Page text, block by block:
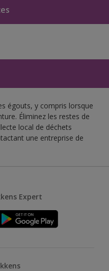
égouts, y compris lorsque
Éliminez les restes de
local de déchets
une entreprise de
Expert